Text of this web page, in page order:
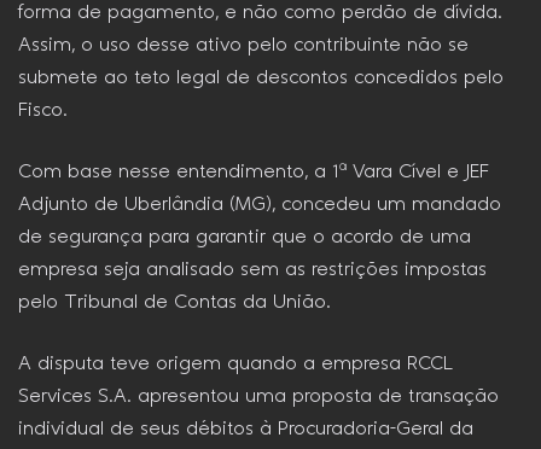
forma de pagamento, e não como perdão de dívida.
Assim, o uso desse ativo pelo contribuinte não se
submete ao teto legal de descontos concedidos pelo
Fisco.
Com base nesse entendimento, a 1ª Vara Cível e JEF
Adjunto de Uberlândia (MG), concedeu um mandado
de segurança para garantir que o acordo de uma
empresa seja analisado sem as restrições impostas
pelo Tribunal de Contas da União.
A disputa teve origem quando a empresa RCCL
Services S.A. apresentou uma proposta de transação
individual de seus débitos à Procuradoria-Geral da